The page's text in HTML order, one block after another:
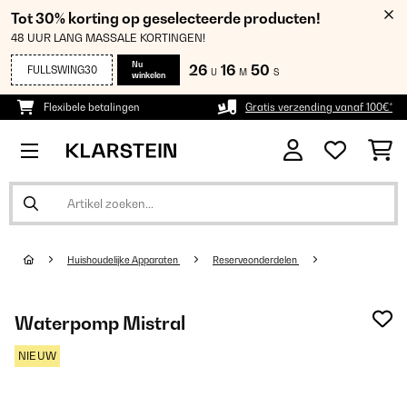
Tot 30% korting op geselecteerde producten!
48 UUR LANG MASSALE KORTINGEN!
FULLSWING30
Nu
winkelen
26 U 16 M 48 S
Flexibele betalingen Gratis verzending vanaf 100€*
Huishoudelijke Apparaten Reserveonderdelen
Waterpomp Mistral
NIEUW